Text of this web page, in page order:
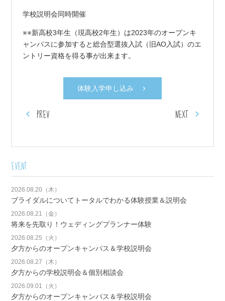
学校説明会同時開催
※※新高校3年生（現高校2年生）は2023年のオープンキ
ャンパスに参加すると総合型選抜入試（旧AO入試）のエ
ントリー資格を得る事が出来ます。
体験入学申し込み
PREV NEXT
EVENT
2026.08.20（木）
ブライダルについてトータルでわかる体験授業＆説明会
2026.08.21（金）
将来を先取り！ウェディングプランナー体験
2026.08.25（火）
夕方からのオープンキャンパス＆学校説明会
2026.08.27（木）
夕方からの学校説明会＆個別相談会
2026.09.01（火）
夕方からのオープンキャンパス＆学校説明会